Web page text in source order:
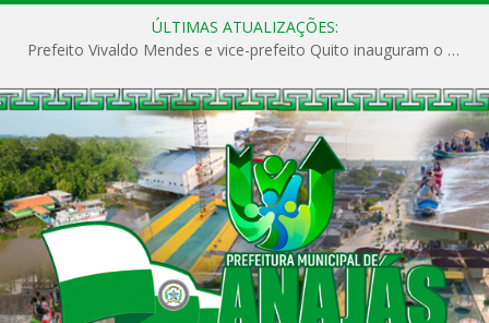
ÚLTIMAS ATUALIZAÇÕES:
Prefeito Vivaldo Mendes e vice-prefeito Quito inauguram o CAPS e fortalecem a saúde pública em Anajás.